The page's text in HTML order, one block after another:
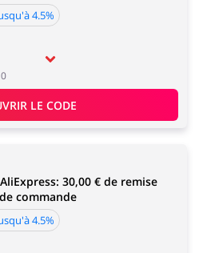
4.5%
0
LE CODE
30,00 € de remise
commande
4.5%